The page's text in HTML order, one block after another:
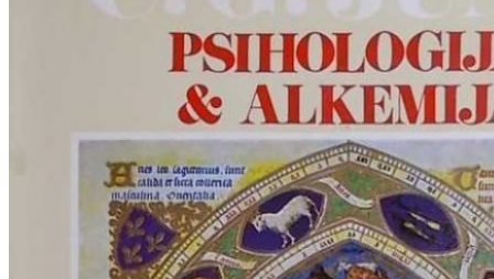
GLAZBENA UMJETNOST
KAZALIŠTE, FILM
OD KNJIŽEVNOST
DO RELIGIJA
KNJIŽEVNOST
LIKOVNA UMJETNOST
LJEKOVITO BILJE I ZDRAVLJE
MITOLOGIJA
POVIJEST I PUBLICISTIKA
PRIRODNE ZNANOSTI
PSIHOLOGIJA, POPULARNA PSIHOLOGIJA,
ALTERNATIVA
RAZNO
RELIGIJA
OD RJEČNIKA
DO ZEMLJOVIDA